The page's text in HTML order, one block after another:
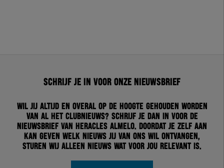
Schrijf je in voor onze nieuwsbrief
Wil jij altijd en overal op de hoogte gehouden worden
van al het clubnieuws? Schrijf je dan in voor de
nieuwsbrief van Heracles Almelo. Doordat je zelf aan
kan geven welk nieuws jij van ons wil ontvangen,
sturen wij alleen nieuws wat voor jou relevant is.